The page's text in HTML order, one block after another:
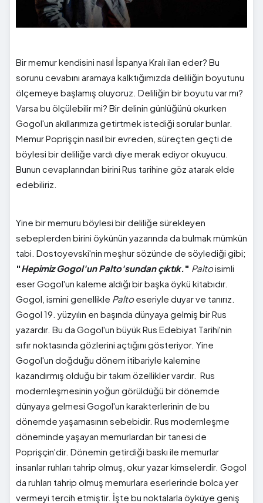
Bir memur kendisini nasıl İspanya Kralı ilan eder? Bu
sorunu cevabını aramaya kalktığımızda deliliğin boyutunu
ölçemeye başlamış oluyoruz. Deliliğin bir boyutu var mı?
Varsa bu ölçülebilir mi? Bir delinin günlüğünü okurken
Gogol'un akıllarımıza getirtmek istediği sorular bunlar.
Memur Poprişçin nasıl bir evreden, süreçten geçti de
böylesi bir deliliğe vardı diye merak ediyor okuyucu.
Bunun cevaplarından birini Rus tarihine göz atarak elde
edebiliriz.
Yine bir memuru böylesi bir deliliğe sürekleyen
sebeplerden birini öykünün yazarında da bulmak mümkün
tabi. Dostoyevski'nin meşhur sözünde de söylediği gibi;
"Hepimiz Gogol'un Palto'sundan çıktık. " Paltoisimli
eser Gogol'un kaleme aldığı bir başka öykü kitabıdır.
Gogol, ismini genellikle Paltoeseriyle duyar ve tanırız.
Gogol 19. yüzyılın en başında dünyaya gelmiş bir Rus
yazardır. Bu da Gogol'un büyük Rus Edebiyat Tarihi'nin
sıfır noktasında gözlerini açtığını gösteriyor. Yine
Gogol'un doğduğu dönem itibariyle kalemine
kazandırmış olduğu bir takım özellikler vardır. Rus
modernleşmesinin yoğun görüldüğü bir dönemde
dünyaya gelmesi Gogol'un karakterlerinin de bu
dönemde yaşamasının sebebidir. Rus modernleşme
döneminde yaşayan memurlardan bir tanesi de
Poprişçin'dir. Dönemin getirdiği baskı ile memurlar
insanlar ruhları tahrip olmuş, okur yazar kimselerdir. Gogol
da ruhları tahrip olmuş memurlara eserlerinde bolca yer
vermeyi tercih etmiştir. İşte bu noktalarla öyküye geniş